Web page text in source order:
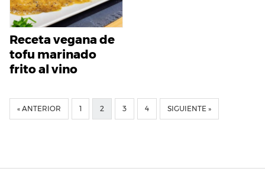
Receta vegana de
tofu marinado
frito al vino
« ANTERIOR 1 2 3 4 SIGUIENTE »